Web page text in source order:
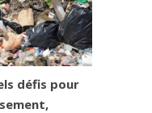
défis pour